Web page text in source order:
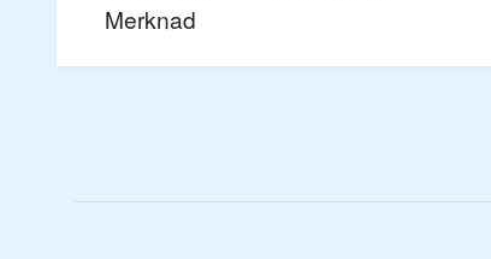
Merknad